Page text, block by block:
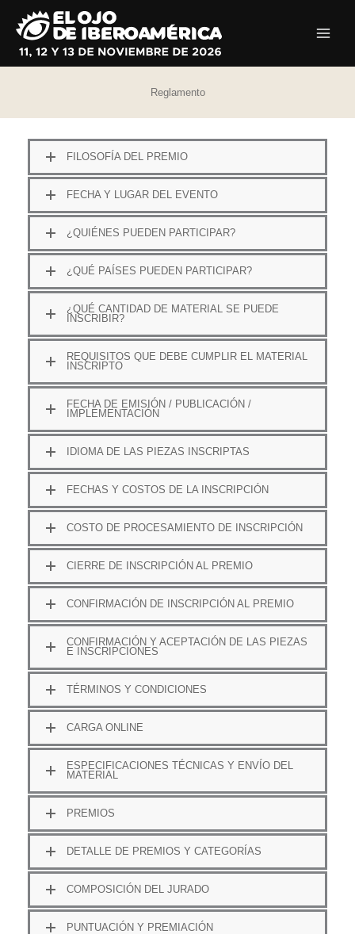
contenido
Reglamento
FILOSOFÍA DEL PREMIO
FECHA Y LUGAR DEL EVENTO
¿QUIÉNES PUEDEN PARTICIPAR?
¿QUÉ PAÍSES PUEDEN PARTICIPAR?
¿QUÉ CANTIDAD DE MATERIAL SE PUEDE
INSCRIBIR?
REQUISITOS QUE DEBE CUMPLIR EL MATERIAL
INSCRIPTO
FECHA DE EMISIÓN / PUBLICACIÓN /
IMPLEMENTACIÓN
IDIOMA DE LAS PIEZAS INSCRIPTAS
FECHAS Y COSTOS DE LA INSCRIPCIÓN
COSTO DE PROCESAMIENTO DE INSCRIPCIÓN
CIERRE DE INSCRIPCIÓN AL PREMIO
CONFIRMACIÓN DE INSCRIPCIÓN AL PREMIO
CONFIRMACIÓN Y ACEPTACIÓN DE LAS PIEZAS
E INSCRIPCIONES
TÉRMINOS Y CONDICIONES
CARGA ONLINE
ESPECIFICACIONES TÉCNICAS Y ENVÍO DEL
MATERIAL
PREMIOS
DETALLE DE PREMIOS Y CATEGORÍAS
COMPOSICIÓN DEL JURADO
PUNTUACIÓN Y PREMIACIÓN